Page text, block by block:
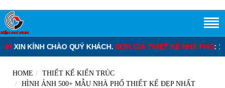
CHÀO QUÝ KHÁCH.ĐƠN GIÁ THIẾT KẾ NHÀ PHỐ : 120.000 –
HOME
THIẾT KẾ KIẾN TRÚC
HÌNH ẢNH 500+ MẪU NHÀ PHỐ THIẾT KẾ ĐẸP NHẤT